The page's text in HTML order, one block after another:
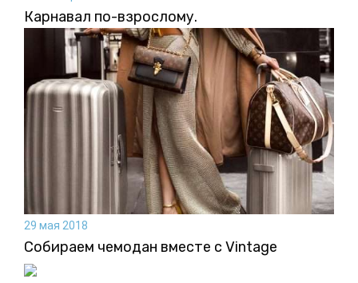
Карнавал по-взрослому.
29 мая 2018
Собираем чемодан вместе с Vintage